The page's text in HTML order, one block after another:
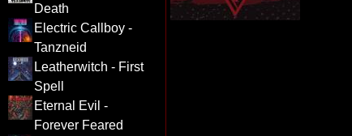
Death
Electric Callboy -
Tanzneid
Leatherwitch - First
Spell
Eternal Evil -
Forever Feared